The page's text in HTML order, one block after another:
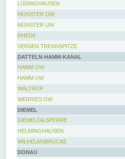
LÜDINGHAUSEN
MÜNSTER OW
MÜNSTER UW
RHEDE
VERSEN TRENNSPITZE
DATTELN-HAMM-KANAL
HAMM OW
HAMM UW
WALTROP
WERRIES OW
DIEMEL
DIEMELTALSPERRE
HELMINGHAUSEN
WILHELMSBRÜCKE
DONAU